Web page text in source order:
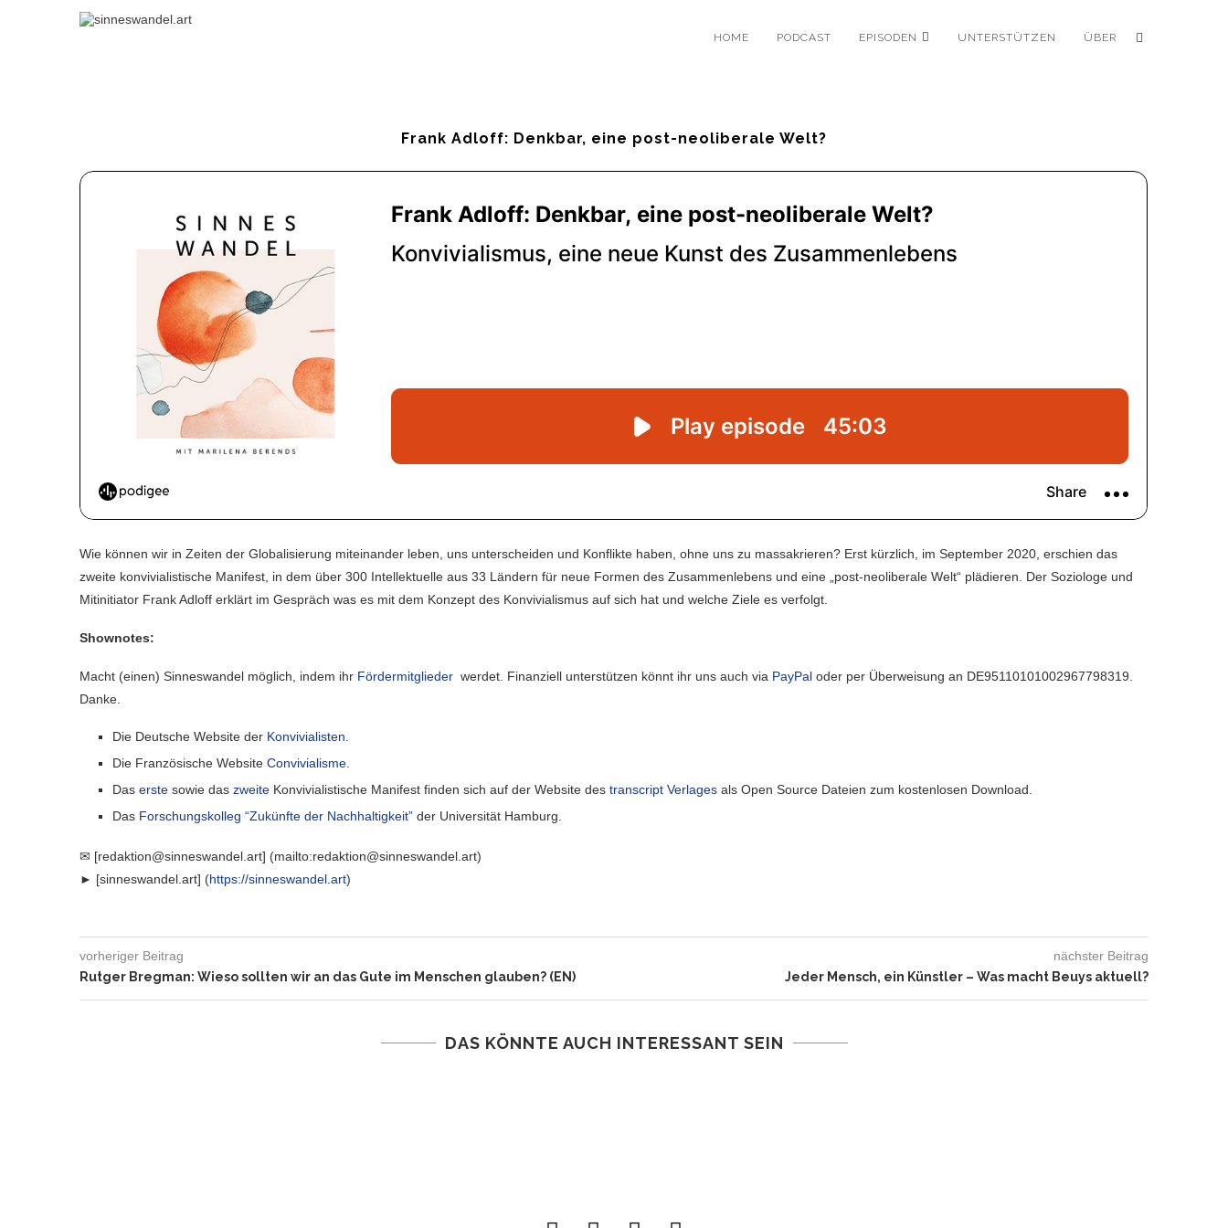
HOME PODCAST EPISODEN UNTERSTÜTZEN ÜBER
Frank Adloff: Denkbar, eine post-neoliberale Welt?
Wie können wir in Zeiten der Globalisierung miteinander leben, uns unterscheiden und Konflikte haben, ohne uns zu massakrieren? Erst kürzlich, im September 2020, erschien das
zweite konvivialistische Manifest, in dem über 300 Intellektuelle aus 33 Ländern für neue Formen des Zusammenlebens und eine „post-neoliberale Welt“ plädieren. Der Soziologe und
Mitinitiator Frank Adloff erklärt im Gespräch was es mit dem Konzept des Konvivialismus auf sich hat und welche Ziele es verfolgt.
Shownotes:
Macht (einen) Sinneswandel möglich, indem ihr Fördermitglieder werdet. Finanziell unterstützen könnt ihr uns auch via PayPal oder per Überweisung an DE95110101002967798319.
Danke.
Die Deutsche Website der Konvivialisten
Die Französische Website Convivialisme
Das erste sowie das zweite Konvivialistische Manifest finden sich auf der Website des transcript Verlages als Open Source Dateien zum kostenlosen Download.
Das Forschungskolleg “Zukünfte der Nachhaltigkeit” der Universität Hamburg.
✉ [redaktion@sinneswandel.art] (mailto:redaktion@sinneswandel.art)
► [sinneswandel.art] (https://sinneswandel.art)
vorheriger Beitrag
Rutger Bregman: Wieso sollten wir an das Gute im Menschen glauben? (EN)
nächster Beitrag
Jeder Mensch, ein Künstler – Was macht Beuys aktuell?
DAS KÖNNTE AUCH INTERESSANT SEIN